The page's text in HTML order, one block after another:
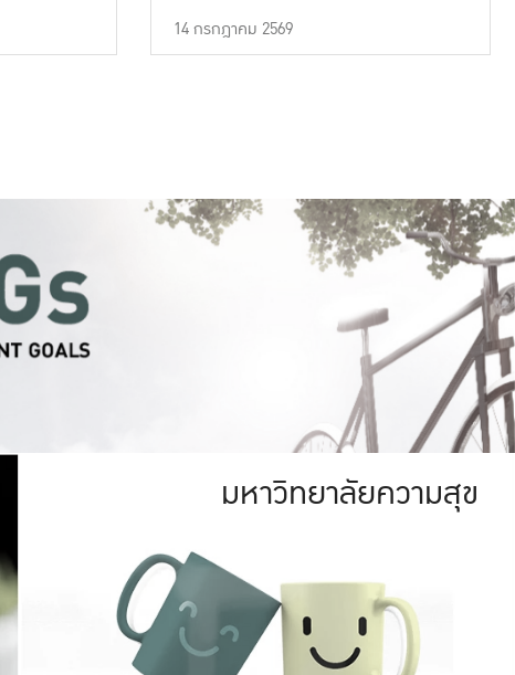
14 กรกฎาคม 2569
ใส หนาแน่น
FOREST)
ณ 1,400 ไร่
มหาวิทยาลัย
ให้กับประชาชน
มหาวิทยาลัยความสุข